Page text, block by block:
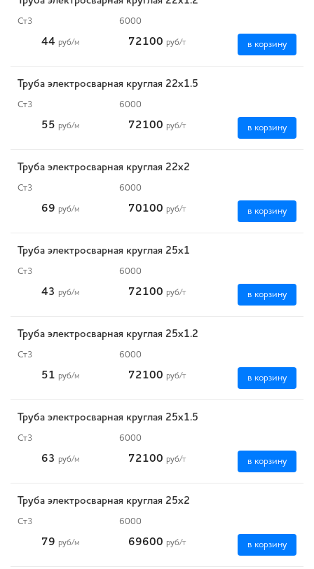
Ст3 6000
44 руб/м 72100 руб/т в корзину
Труба электросварная круглая 22х1.5
Ст3 6000
55 руб/м 72100 руб/т в корзину
Труба электросварная круглая 22х2
Ст3 6000
69 руб/м 70100 руб/т в корзину
Труба электросварная круглая 25х1
Ст3 6000
43 руб/м 72100 руб/т в корзину
Труба электросварная круглая 25х1.2
Ст3 6000
51 руб/м 72100 руб/т в корзину
Труба электросварная круглая 25х1.5
Ст3 6000
63 руб/м 72100 руб/т в корзину
Труба электросварная круглая 25х2
Ст3 6000
79 руб/м 69600 руб/т в корзину